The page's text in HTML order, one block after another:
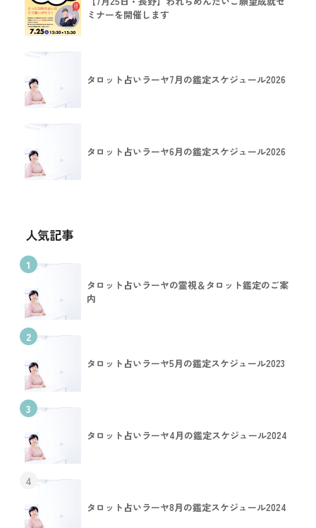
ミナーを開催します
タロット占いラーヤ7月の鑑定スケジュール2026
タロット占いラーヤ6月の鑑定スケジュール2026
人気記事
1
タロット占いラーヤの霊視＆タロット鑑定のご案
内
2
タロット占いラーヤ5月の鑑定スケジュール2023
3
タロット占いラーヤ4月の鑑定スケジュール2024
4
タロット占いラーヤ8月の鑑定スケジュール2024